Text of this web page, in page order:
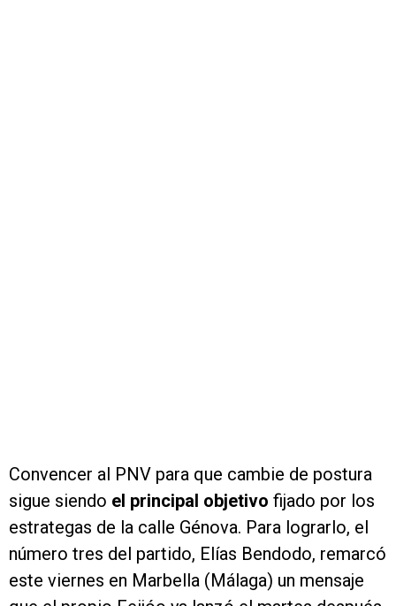
Convencer al PNV para que cambie de postura
sigue siendo el principal objetivo fijado por los
estrategas de la calle Génova. Para lograrlo, el
número tres del partido, Elías Bendodo, remarcó
este viernes en Marbella (Málaga) un mensaje